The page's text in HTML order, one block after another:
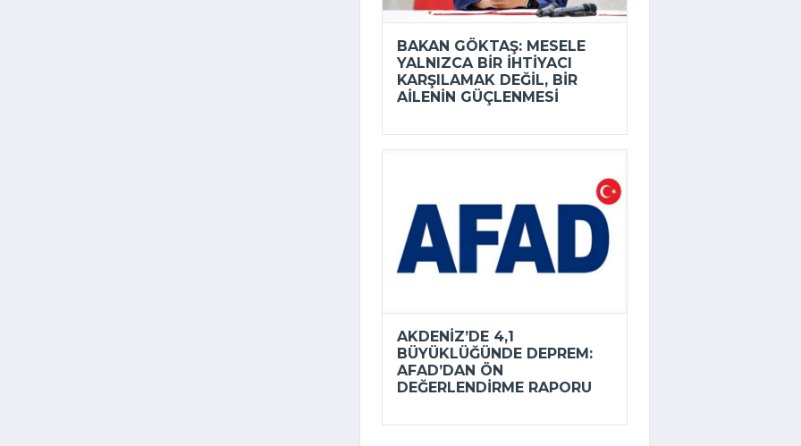
BAKAN GÖKTAŞ: MESELE
YALNIZCA BIR IHTIYACI
KARŞILAMAK DEĞIL, BIR
AILENIN GÜÇLENMESI
AKDENIZ’DE 4,1
BÜYÜKLÜĞÜNDE DEPREM:
AFAD’DAN ÖN
DEĞERLENDIRME RAPORU